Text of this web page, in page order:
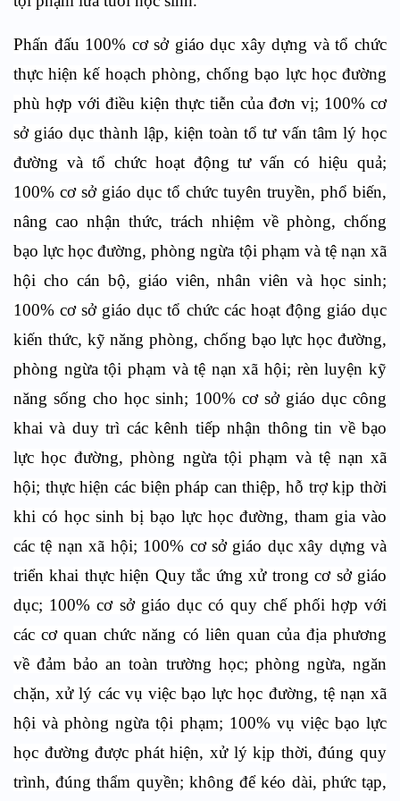
Phấn đấu 100% cơ sở giáo dục xây dựng và tổ chức
thực hiện kế hoạch phòng, chống bạo lực học đường
phù hợp với điều kiện thực tiễn của đơn vị; 100% cơ
sở giáo dục thành lập, kiện toàn tổ tư vấn tâm lý học
đường và tổ chức hoạt động tư vấn có hiệu quả;
100% cơ sở giáo dục tổ chức tuyên truyền, phổ biến,
nâng cao nhận thức, trách nhiệm về phòng, chống
bạo lực học đường, phòng ngừa tội phạm và tệ nạn xã
hội cho cán bộ, giáo viên, nhân viên và học sinh;
100% cơ sở giáo dục tổ chức các hoạt động giáo dục
kiến thức, kỹ năng phòng, chống bạo lực học đường,
phòng ngừa tội phạm và tệ nạn xã hội; rèn luyện kỹ
năng sống cho học sinh; 100% cơ sở giáo dục công
khai và duy trì các kênh tiếp nhận thông tin về bạo
lực học đường, phòng ngừa tội phạm và tệ nạn xã
hội; thực hiện các biện pháp can thiệp, hỗ trợ kịp thời
khi có học sinh bị bạo lực học đường, tham gia vào
các tệ nạn xã hội; 100% cơ sở giáo dục xây dựng và
triển khai thực hiện Quy tắc ứng xử trong cơ sở giáo
dục; 100% cơ sở giáo dục có quy chế phối hợp với
các cơ quan chức năng có liên quan của địa phương
về đảm bảo an toàn trường học; phòng ngừa, ngăn
chặn, xử lý các vụ việc bạo lực học đường, tệ nạn xã
hội và phòng ngừa tội phạm; 100% vụ việc bạo lực
học đường được phát hiện, xử lý kịp thời, đúng quy
trình, đúng thẩm quyền; không để kéo dài, phức tạp,